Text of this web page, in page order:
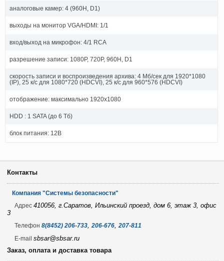
аналоговые камер: 4 (960H, D1)
выходы на монитор VGA/HDMI: 1/1
вход/выход на микрофон: 4/1 RCA
разрешение записи: 1080P, 720P, 960H, D1
скорость записи и воспроизведения архива: 4 Мб/сек для 1920*1080
(IP), 25 к/с для 1080*720 (HDCVI), 25 к/с для 960*576 (HDCVI)
отображение: максимально 1920х1080
HDD : 1 SATA (до 6 Тб)
блок питания: 12В
Контакты
Компания "Системы безопасности"
Адрес 410056, г.Саратов, Ильинский проезд, дом 6, этаж 3, офис
3
Телефон 8(8452) 206-733,206-676,207-811
E-mail sbsar@sbsar.ru
Заказ, оплата и доставка товара